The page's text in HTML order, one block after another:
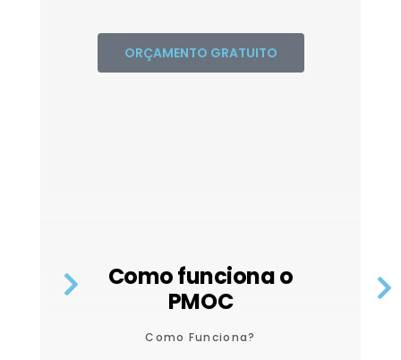
ORÇAMENTO GRATUITO
Como funciona o
PMOC
Como Funciona?